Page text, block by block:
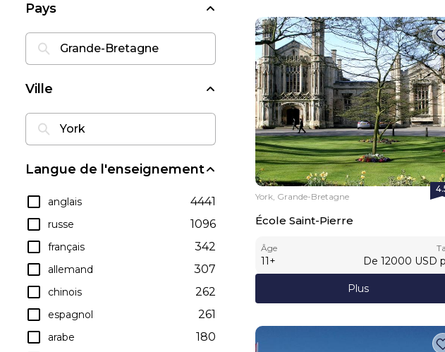
Pays
Ville
Langue de l'enseignement
anglais 4441
russe 1096
français 342
allemand 307
chinois 262
espagnol 261
arabe 180
York, Grande-Bretagne
École Saint-Pierre
Âge
11+ De 12000 USD
Plus